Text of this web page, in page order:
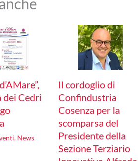
dei Cedri
, News
Il cordoglio di
Confindustria
Cosenza per la
scomparsa del
Presidente della
Sezione Terziario